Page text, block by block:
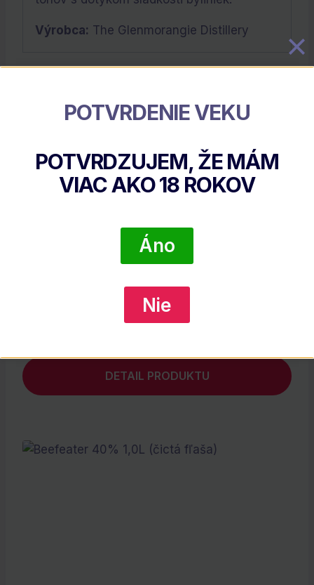
Výrobca: The Glenmorangie Distillery
Moët & Chandon Brut Imperial 12% 1,5l (holá
DETAIL PRODUKTU
POTVRDENIE VEKU
POTVRDZUJEM, ŽE MÁM
VIAC AKO18 ROKOV
Áno
Nie